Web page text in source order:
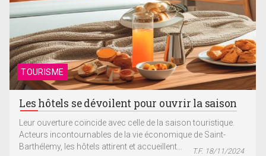
TOURISME
Les hôtels se dévoilent pour ouvrir la saison
Leur ouverture coïncide avec celle de la saison touristique.
Acteurs incontournables de la vie économique de Saint-
Barthélemy, les hôtels attirent et accueillent...
T.F. 18/11/2024